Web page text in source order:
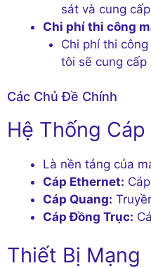
sát và cung
Chi phí thi công
Chi phí thi
tôi sẽ cung
Các Chủ Đề Chính
Hệ Thống Cáp
Là nền tảng của
Cáp Ethernet:
Cáp Quang:
Cáp Đồng Trục:
Thiết Bị Mạng